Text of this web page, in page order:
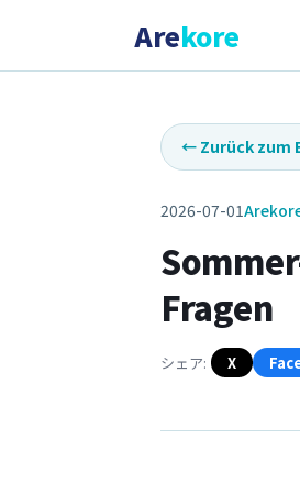
Arekore
← Zurück zum
2026-07-01
Fragen
シェア: X